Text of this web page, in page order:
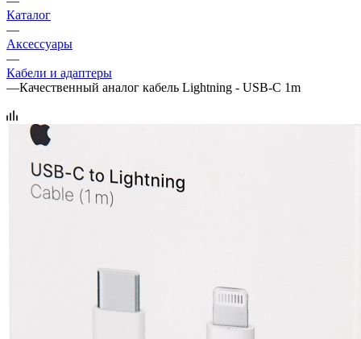
Каталог
—
Аксессуары
—
Кабели и адаптеры
—Качественный аналог кабель Lightning - USB-C 1m